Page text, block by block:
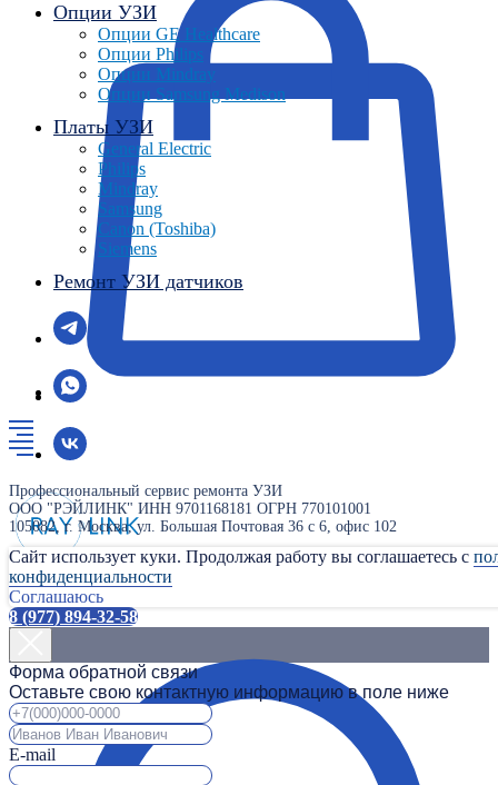
Опции УЗИ
Опции GE Healthcare
Опции Philips
Опции Mindray
Опции Samsung Medison
Платы УЗИ
General Electric
Philips
Mindray
Samsung
Canon (Toshiba)
Siemens
Ремонт УЗИ датчиков
Профессиональный сервис ремонта УЗИ
ООО "РЭЙЛИНК" ИНН 9701168181 ОГРН 770101001
105082, г. Москва, ул. Большая Почтовая 36 с 6, офис 102
Сайт использует куки. Продолжая работу вы соглашаетесь с
конфиденциальности
Соглашаюсь
8 (977) 894-32-58
Форма обратной связи
Оставьте свою контактную информацию в поле ниже
E-mail